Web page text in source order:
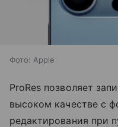
Фото: Apple
ProRes позволяет
высоком качестве с
редактирования при